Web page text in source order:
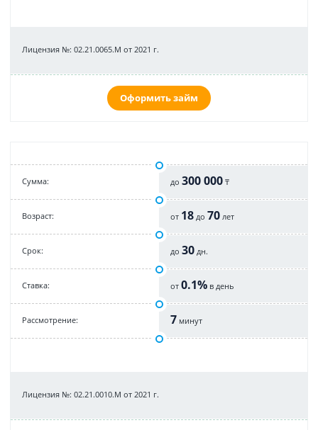
Лицензия №: 02.21.0065.M от 2021 г.
Оформить займ
Cумма: до 300 000 ₸
Возраст: от 18 до 70 лет
Срок: до 30 дн.
Cтавка: от 0.1% в день
Рассмотрение: 7 минут
Лицензия №: 02.21.0010.M от 2021 г.